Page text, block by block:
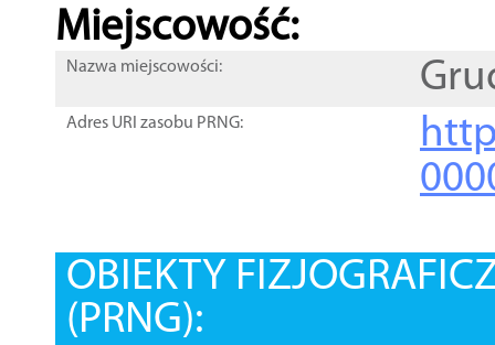
Miejscowość:
Nazwa miejscowości:
Adres URI zasobu PRNG:
OBIEKTY
(PRNG):